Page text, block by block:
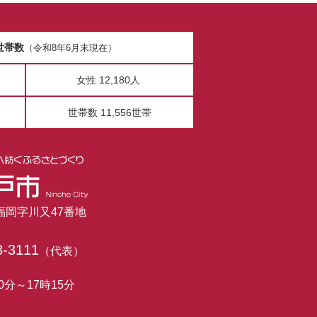
帯数（令和8年6月末現在）
女性 12,180人
世帯数 11,556世帯
字川又47番地
3111 （代表）
分～17時15分